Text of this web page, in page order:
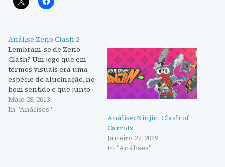
Análise Zeno Clash 2
Lembram-se de Zeno
Clash? Um jogo que em
termos visuais era uma
espécie de alucinação, no
bom sentido e que junto
ao seu óptimo combate e
boa história, apesar de
Maio 28, 2013
In "Análises"
Análise: Ninjin: Clash of
Carrots
Janeiro 27, 2019
In "Análises"